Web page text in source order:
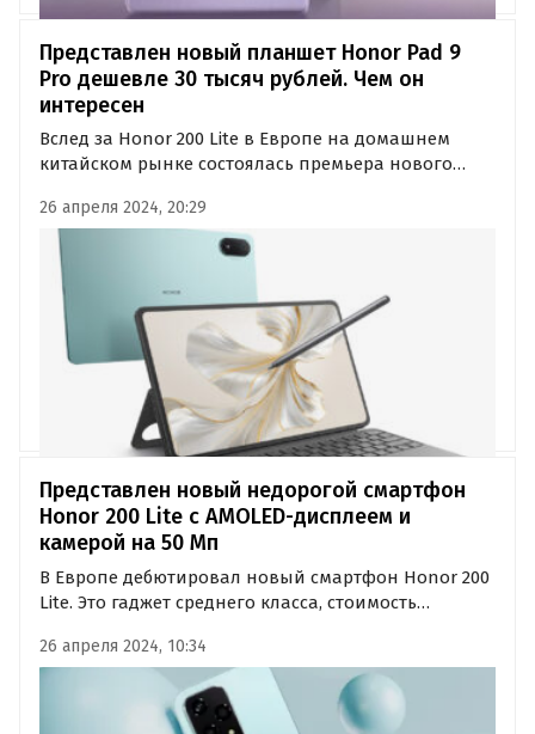
Представлен новый планшет Honor Pad 9
Pro дешевле 30 тысяч рублей. Чем он
интересен
Вслед за Honor 200 Lite в Европе на домашнем
китайском рынке состоялась премьера нового
Pad 9 Pro. Он присоединился к Honor Pad 9,
который представили в начале года в рамках
выставки MWC 2024.
26 апреля 2024, 20:29
Представлен новый недорогой смартфон
Honor 200 Lite с AMOLED-дисплеем и
камерой на 50 Мп
В Европе дебютировал новый смартфон Honor 200
Lite. Это гаджет среднего класса, стоимость
тыс. рублей по текущему курсу.
26 апреля 2024, 10:34